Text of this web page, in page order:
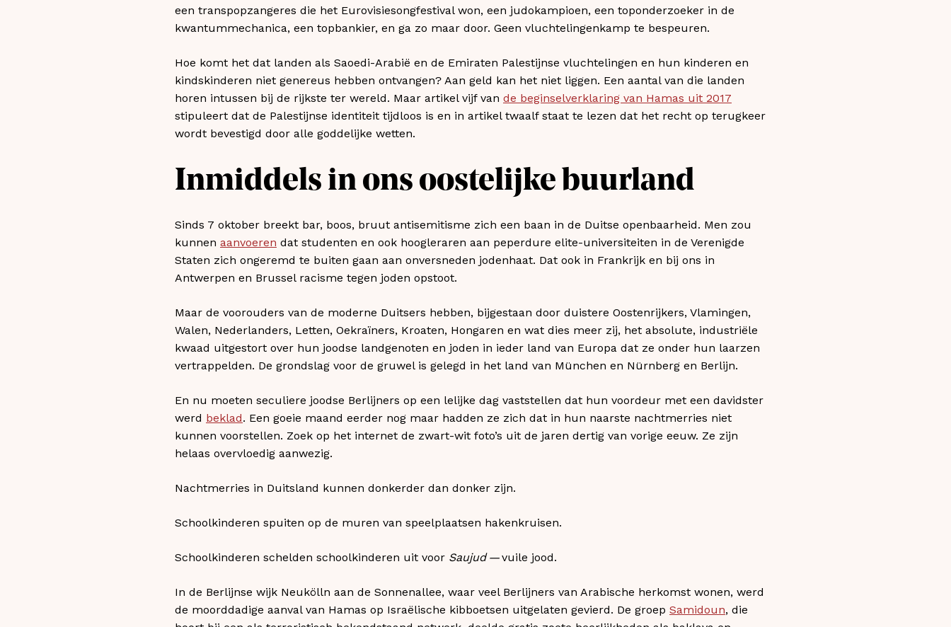
een transpopzangeres die het Eurovisiesongfestival won, een judokampioen, een toponderzoeker in de
kwantummechanica, een topbankier, en ga zo maar door. Geen vluchtelingenkamp te bespeuren.
Hoe komt het dat landen als Saoedi-Arabië en de Emiraten Palestijnse vluchtelingen en hun kinderen en
kindskinderen niet genereus hebben ontvangen? Aan geld kan het niet liggen. Een aantal van die landen
horen intussen bij de rijkste ter wereld. Maar artikel vijf van de beginselverklaring van Hamas uit 2017
stipuleert dat de Palestijnse identiteit tijdloos is en in artikel twaalf staat te lezen dat het recht op terugkeer
wordt bevestigd door alle goddelijke wetten.
Inmiddels in ons oostelijke buurland
Sinds 7 oktober breekt bar, boos, bruut antisemitisme zich een baan in de Duitse openbaarheid. Men zou
kunnen aanvoeren dat studenten en ook hoogleraren aan peperdure elite-universiteiten in de Verenigde
Staten zich ongeremd te buiten gaan aan onversneden jodenhaat. Dat ook in Frankrijk en bij ons in
Antwerpen en Brussel racisme tegen joden opstoot.
Maar de voorouders van de moderne Duitsers hebben, bijgestaan door duistere Oostenrijkers, Vlamingen,
Walen, Nederlanders, Letten, Oekraïners, Kroaten, Hongaren en wat dies meer zij, het absolute, industriële
kwaad uitgestort over hun joodse landgenoten en joden in ieder land van Europa dat ze onder hun laarzen
vertrappelden. De grondslag voor de gruwel is gelegd in het land van München en Nürnberg en Berlijn.
En nu moeten seculiere joodse Berlijners op een lelijke dag vaststellen dat hun voordeur met een davidster
werd beklad. Een goeie maand eerder nog maar hadden ze zich dat in hun naarste nachtmerries niet
kunnen voorstellen. Zoek op het internet de zwart-wit foto’s uit de jaren dertig van vorige eeuw. Ze zijn
helaas overvloedig aanwezig.
Nachtmerries in Duitsland kunnen donkerder dan donker zijn.
Schoolkinderen spuiten op de muren van speelplaatsen hakenkruisen.
Schoolkinderen schelden schoolkinderen uit voor Saujud —vuile jood.
In de Berlijnse wijk Neukölln aan de Sonnenallee, waar veel Berlijners van Arabische herkomst wonen, werd
de moorddadige aanval van Hamas op Israëlische kibboetsen uitgelaten gevierd. De groep Samidoun, die